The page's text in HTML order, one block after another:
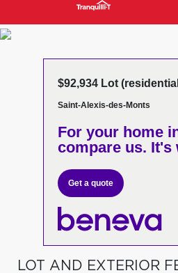
$92,934 Lot
Saint-Alexis-des-Monts
For your home
compare us. It's
Get a quote
LOT AND EXTERIOR